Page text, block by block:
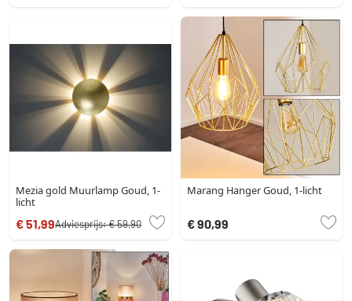
Mezia gold Muurlamp Goud, 1-
licht
€ 51,99Adviesprijs:€ 59,90
Marang Hanger Goud, 1-licht
€ 90,99